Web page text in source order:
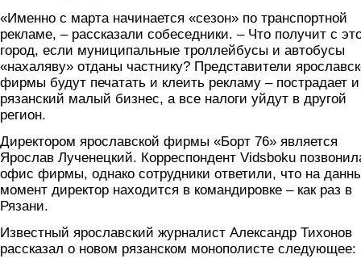
«Именно с марта начинается «сезон» по транспортной
рекламе, – рассказали собеседники. – Что получит с
город, если муниципальные троллейбусы и автобусы
«нахаляву» отданы частнику? Представители
фирмы будут печатать и клеить рекламу – пострадает и
рязанский малый бизнес, а все налоги уйдут в другой
регион.
Директором ярославской фирмы «Борт 76» является
Ярослав Лученецкий. Корреспондент Vidsboku
офис фирмы, однако сотрудники ответили, что на
момент директор находится в командировке – как раз в
Рязани.
Известный ярославский журналист Александр Тихонов
рассказал о новом рязанском монополисте следующее: